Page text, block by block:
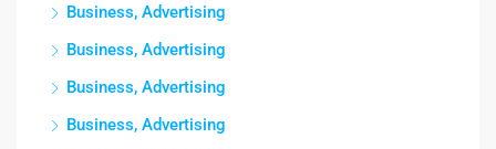
Business, Advertising
Business, Advertising
Business, Advertising
Business, Advertising